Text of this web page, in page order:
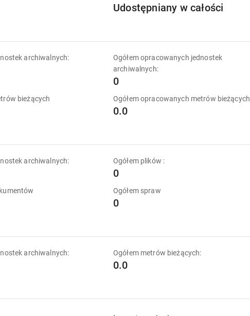
Udostępniany w całości
archiwalnych:
Ogółem opracowanych jednostek
archiwalnych:
0
bieżących Ogółem opracowanych metrów bieżących
0.0
archiwalnych: Ogółem plików :
0
Ogółem spraw
0
archiwalnych: Ogółem metrów bieżących:
0.0